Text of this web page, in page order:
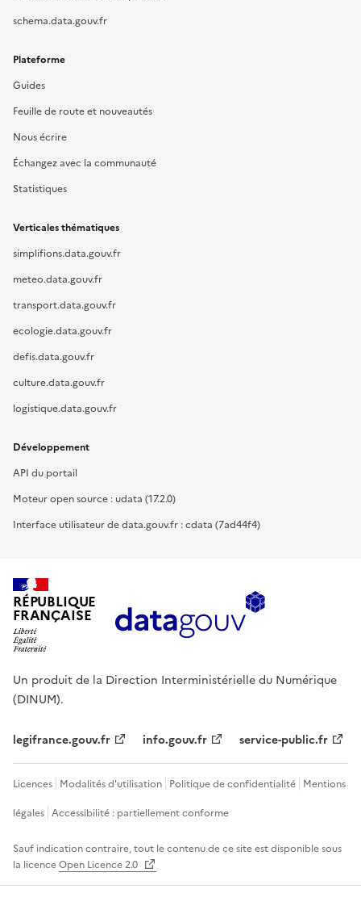
schema.data.gouv.fr
Plateforme
Guides
Feuille de route et nouveautés
Nous écrire
Échangez avec la communauté
Statistiques
Verticales thématiques
simplifions.data.gouv.fr
meteo.data.gouv.fr
transport.data.gouv.fr
ecologie.data.gouv.fr
defis.data.gouv.fr
culture.data.gouv.fr
logistique.data.gouv.fr
Développement
API du portail
Moteur open source : udata (17.2.0)
Interface utilisateur de data.gouv.fr : cdata (7ad44f4)
RÉPUBLIQUE
FRANÇAISE
Un produit de la Direction Interministérielle du Numérique
(DINUM).
legifrance.gouv.fr info.gouv.fr service-public.fr
Licences Modalités d'utilisation Politique de confidentialité Mentions
légales Accessibilité : partiellement conforme
Sauf indication contraire, tout le contenu de ce site est disponible sous
la licenceOpen Licence 2.0